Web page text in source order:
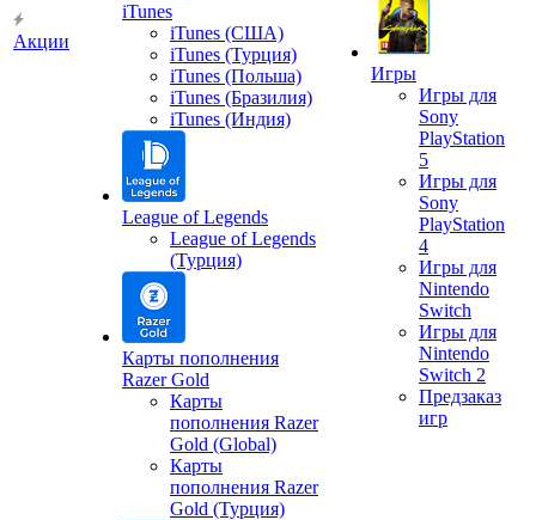
Акции
iTunes
iTunes (США)
iTunes (Турция)
iTunes (Польша)
iTunes (Бразилия)
iTunes (Индия)
League of Legends
League of Legends
(Турция)
Карты пополнения
Razer Gold
Карты
пополнения Razer
Gold (Global)
Карты
пополнения Razer
Gold (Турция)
Игры
Игры для
Sony
PlayStation
5
Игры для
Sony
PlayStation
4
Игры для
Nintendo
Switch
Игры для
Nintendo
Switch 2
Предзаказ
игр